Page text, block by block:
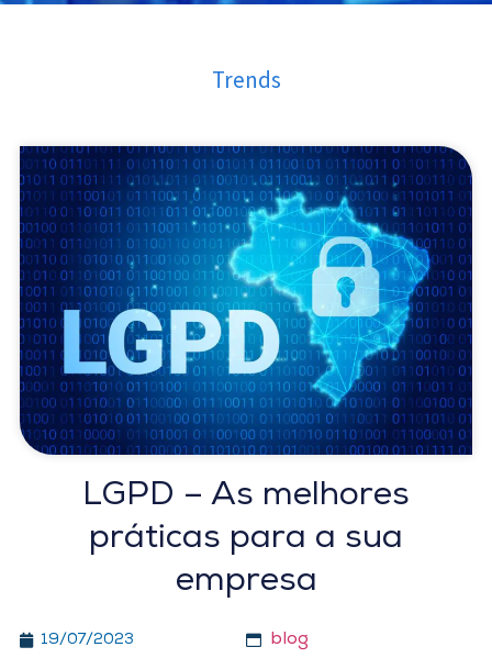
Trends
LGPD – As melhores
práticas para a sua
empresa
19/07/2023 blog